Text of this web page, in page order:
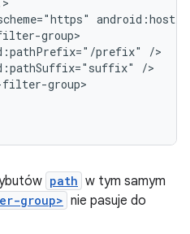
prefix"
path w tym samym
group> nie pasuje do